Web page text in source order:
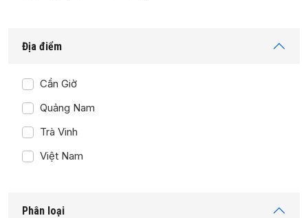
Địa điểm
Cần Giờ
Quảng Nam
Trà Vinh
Việt Nam
Phân loại